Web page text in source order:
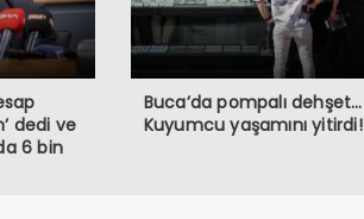
dedi ve
6 bin
Buca’da pompalı dehşet…
Kuyumcu yaşamını yitirdi!